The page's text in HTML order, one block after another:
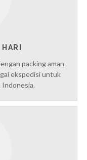
packing aman
ekspedisi untuk
Indonesia.